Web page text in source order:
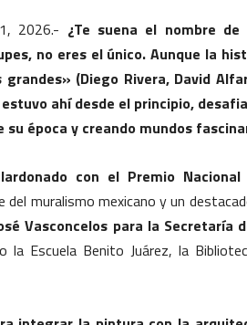
2026.- ¿Te suena el nombre
no eres el único. Aunque la
(Diego Rivera, David
ahí desde el principio,
su época y creando mundos
con el Premio
muralismo mexicano y un
Vasconcelos para la Secretaría
la Escuela Benito Juárez, la